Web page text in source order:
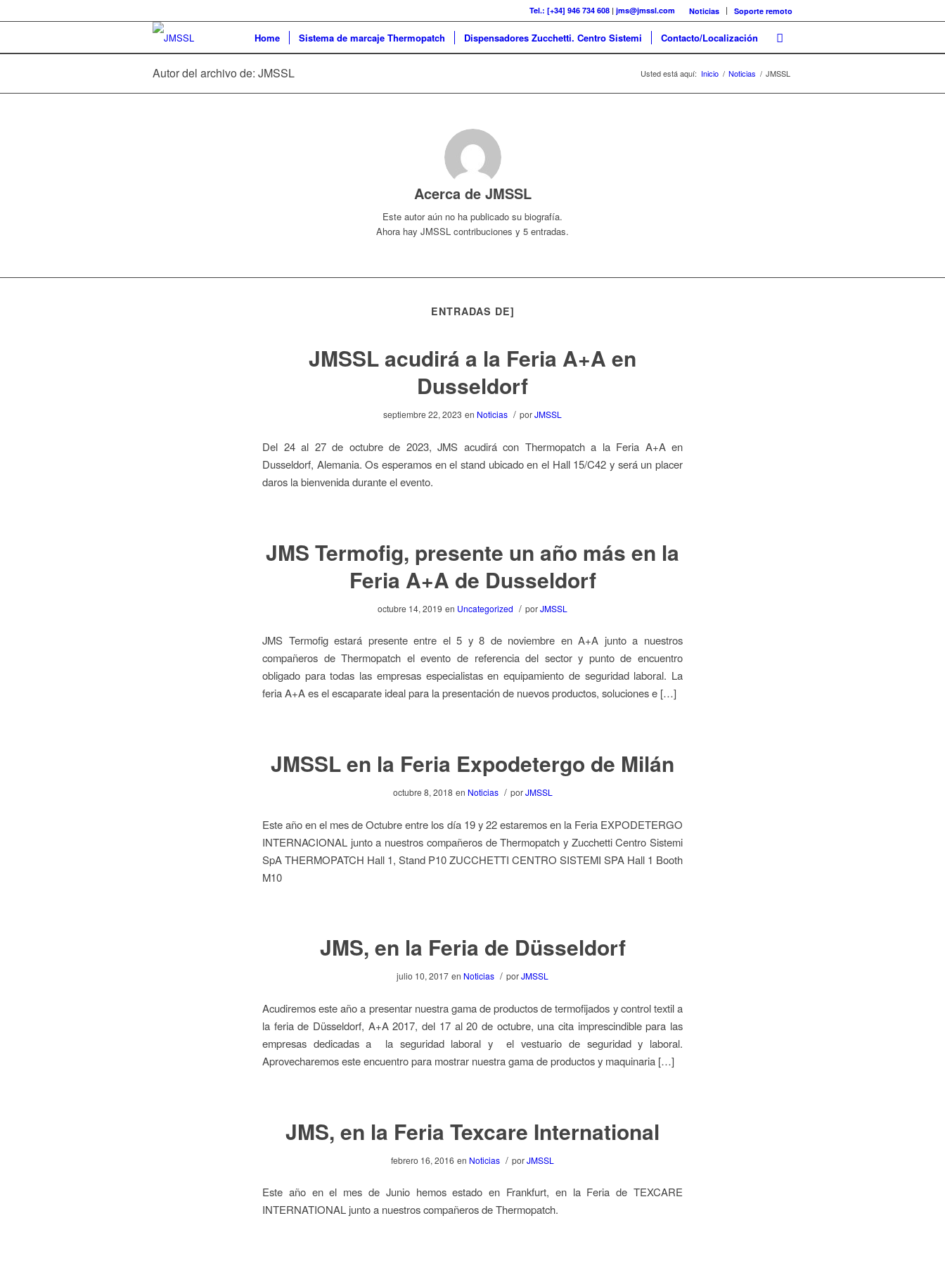
Noticias Soporte remoto
Tel.: [+34] 946 734 608 | jms@jmssl.com
Home Sistema de marcaje Thermopatch Dispensadores Zucchetti. Centro Sistemi Contacto/Localización
Autor del archivo de: JMSSL Usted está aquí: Inicio / Noticias / JMSSL
Acerca de JMSSL
Este autor aún no ha publicado su biografía.
Ahora hay JMSSL contribuciones y 5 entradas.
ENTRADAS DE]
JMSSL acudirá a la Feria A+A en
Dusseldorf
septiembre 22, 2023 en Noticias / porJMSSL
Del 24 al 27 de octubre de 2023, JMS acudirá con Thermopatch a la Feria A+A en
Dusseldorf, Alemania. Os esperamos en el stand ubicado en el Hall 15/C42 y será un placer
daros la bienvenida durante el evento.
JMS Termofig, presente un año más en la
Feria A+A de Dusseldorf
octubre 14, 2019 en Uncategorized / porJMSSL
JMS Termofig estará presente entre el 5 y 8 de noviembre en A+A junto a nuestros
compañeros de Thermopatch el evento de referencia del sector y punto de encuentro
obligado para todas las empresas especialistas en equipamiento de seguridad laboral. La
feria A+A es el escaparate ideal para la presentación de nuevos productos, soluciones e […]
JMSSL en la Feria Expodetergo de Milán
octubre 8, 2018 en Noticias / porJMSSL
Este año en el mes de Octubre entre los día 19 y 22 estaremos en la Feria EXPODETERGO
INTERNACIONAL junto a nuestros compañeros de Thermopatch y Zucchetti Centro Sistemi
SpA THERMOPATCH Hall 1, Stand P10 ZUCCHETTI CENTRO SISTEMI SPA Hall 1 Booth
M10
JMS, en la Feria de Düsseldorf
julio 10, 2017 en Noticias / porJMSSL
Acudiremos este año a presentar nuestra gama de productos de termofijados y control textil a
la feria de Düsseldorf, A+A 2017, del 17 al 20 de octubre, una cita imprescindible para las
empresas dedicadas a la seguridad laboral y el vestuario de seguridad y laboral.
Aprovecharemos este encuentro para mostrar nuestra gama de productos y maquinaria […]
JMS, en la Feria Texcare International
febrero 16, 2016 en Noticias / porJMSSL
Este año en el mes de Junio hemos estado en Frankfurt, en la Feria de TEXCARE
INTERNATIONAL junto a nuestros compañeros de Thermopatch.